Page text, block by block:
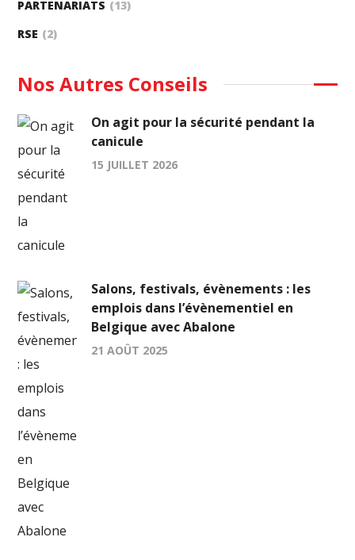
PARTENARIATS (13)
RSE (2)
Nos Autres Conseils
On agit pour la sécurité pendant la
canicule
15 JUILLET 2026
Salons, festivals, évènements : les
emplois dans l’évènementiel en
Belgique avec Abalone
21 AOÛT 2025